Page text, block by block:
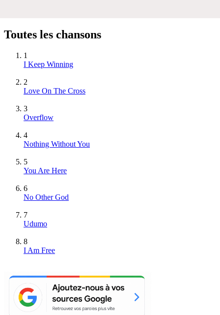
Toutes les chansons
1
I Keep Winning
2
Love On The Cross
3
Overflow
4
Nothing Without You
5
You Are Here
6
No Other God
7
Udumo
8
I Am Free